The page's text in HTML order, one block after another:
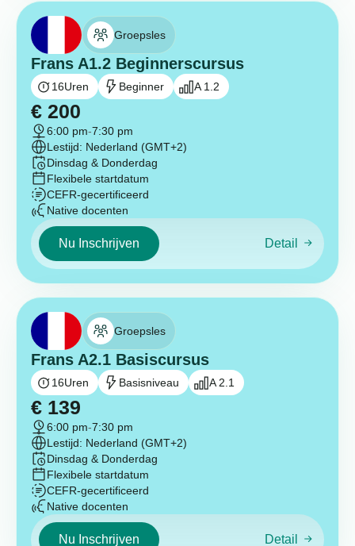
Groepsles
Frans A1.2 Beginnerscursus
16Uren Beginner A 1.2
€ 200
6:00 pm-7:30 pm
Lestijd: Nederland (GMT+2)
Dinsdag & Donderdag
Flexibele startdatum
CEFR-gecertificeerd
Native docenten
Nu Inschrijven Detail
Groepsles
Frans A2.1 Basiscursus
16Uren Basisniveau A 2.1
€ 139
6:00 pm-7:30 pm
Lestijd: Nederland (GMT+2)
Dinsdag & Donderdag
Flexibele startdatum
CEFR-gecertificeerd
Native docenten
Nu Inschrijven Detail